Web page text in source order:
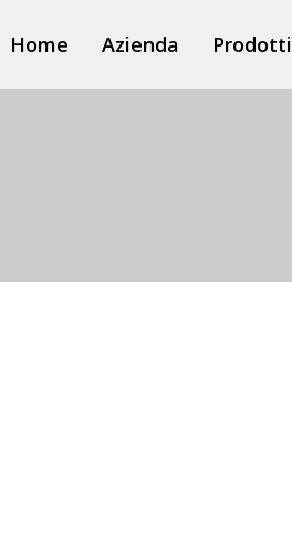
Home Azienda
Prodotti
3logiS